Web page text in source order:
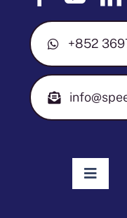
+852
Toggle